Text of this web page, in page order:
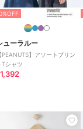
ューラルー
【PEANUTS】アソートプリン
Tシャツ